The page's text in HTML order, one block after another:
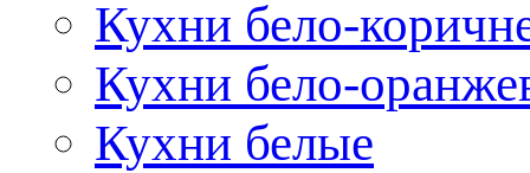
Кухни бело-
Кухни бело-
Кухни белые